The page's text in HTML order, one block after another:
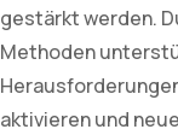
gestärkt werden.
Methoden
aktivieren und